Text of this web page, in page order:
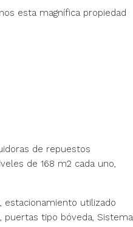
esta magnífica propiedad
de repuestos
de 168 m2 cada uno,
estacionamiento utilizado
puertas tipo bóveda, Sistema